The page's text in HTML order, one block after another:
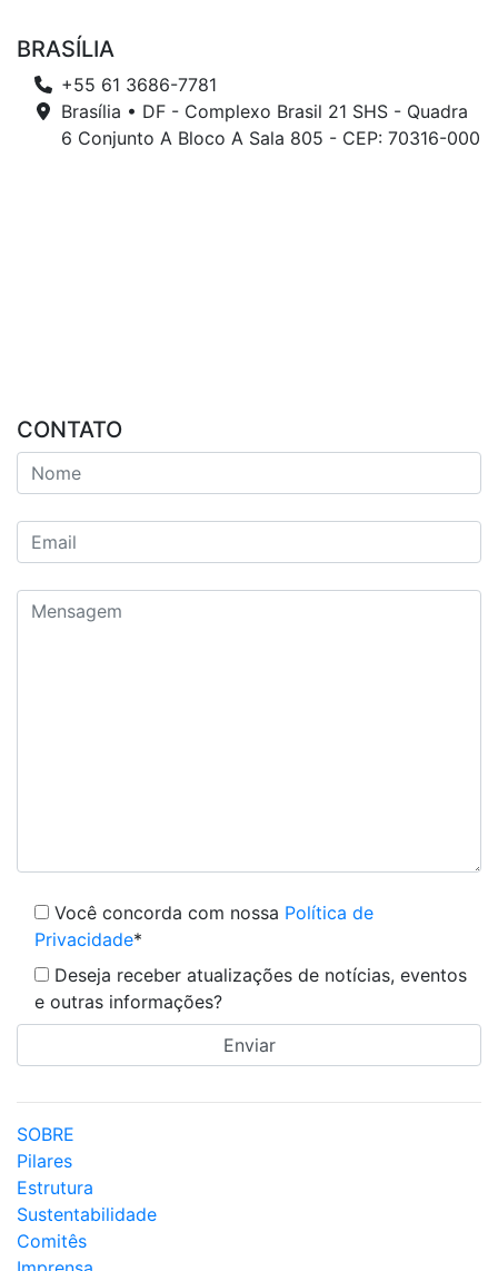
BRASÍLIA
+55 61 3686-7781
Brasília • DF - Complexo Brasil 21 SHS - Quadra
6 Conjunto A Bloco A Sala 805 - CEP: 70316-000
CONTATO
Você concorda com nossa Política de
Privacidade*
Deseja receber atualizações de notícias, eventos
e outras informações?
SOBRE
Pilares
Estrutura
Sustentabilidade
Comitês